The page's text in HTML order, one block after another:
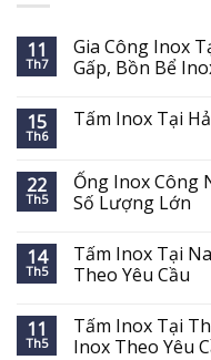
11
Th7
Gia Công Inox
Gấp, Bồn Bể
15
Th6
Tấm Inox Tại
22
Th5
Ống Inox Công
Số Lượng Lớn
14
Th5
Tấm Inox Tại
Theo Yêu Cầu
11
Th5
Tấm Inox Tại
Inox Theo Yêu